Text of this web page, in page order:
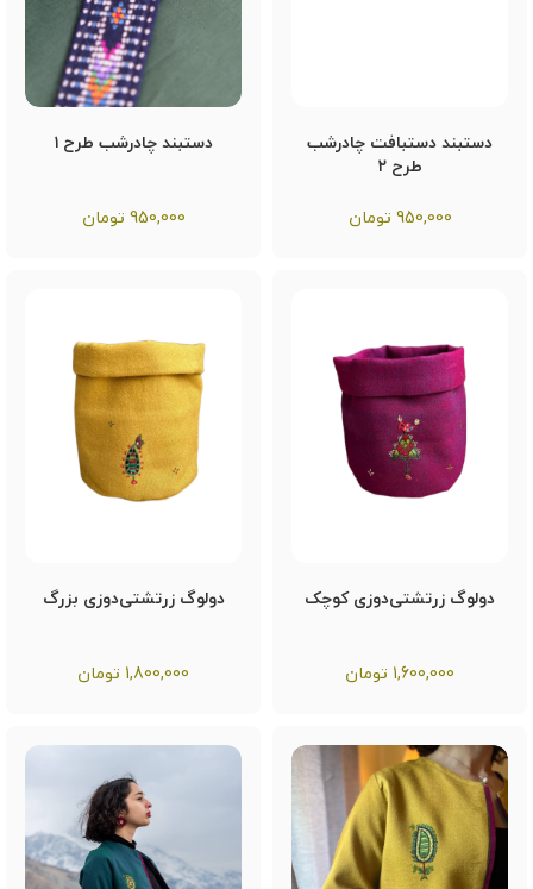
دستبند دستبافت چادرشب
طرح ۲
950,000 تومان
دستبند چادرشب طرح ۱
950,000 تومان
دولوگ زرتشتی‌دوزی کوچک
1,600,000 تومان
دولوگ زرتشتی‌دوزی بزرگ
1,800,000 تومان